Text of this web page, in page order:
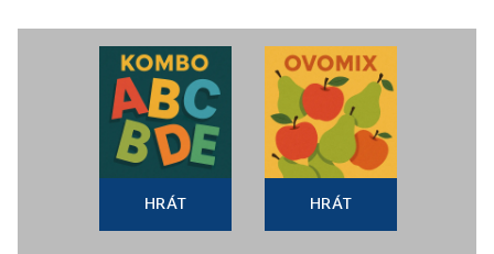
HRÁT HRÁT